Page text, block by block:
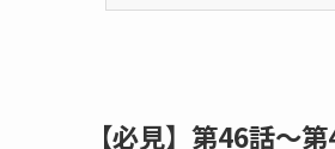
【必見】第46話〜